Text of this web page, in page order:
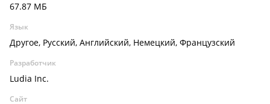
67.87 МБ
Язык
Другое, Русский, Английский, Немецкий, Французский
Разработчик
Ludia Inc.
Сайт